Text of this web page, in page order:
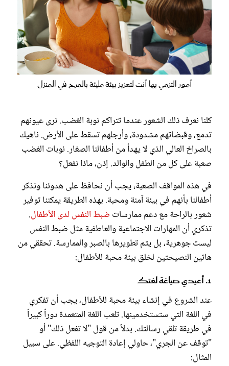
أمور التزمي بها أنت لتعزيز بيئة مليئة بالمرح في المنزل
كلنا نعرف ذلك الشعور عندما تتراكم نوبة الغضب. نرى عيونهم
تدمع، وقبضاتهم مشدودة، وأرجلهم تسقط على الأرض. ناهيك
بالصراخ العالي الذي لا يهدأ من أطفالنا الصغار. نوبات الغضب
صعبة على كل من الطفل والوالد. إذن، ماذا نفعل؟
في هذه المواقف الصعبة، يجب أن نحافظ على هدوئنا ونذكر
أطفالنا بأنهم في بيئة آمنة ومحبة. بهذه الطريقة يمكننا توفير
شعور بالراحة مع دعم ممارسات ضبط النفس لدى الأطفال.
تذكري أن المهارات الاجتماعية والعاطفية مثل ضبط النفس
ليست جوهرية، بل يتم تطويرها بالصبر والممارسة. تحققي من
هاتين النصيحتين لخلق بيئة محبة للأطفال:
1. أعيدي صياغة لغتك
عند الشروع في إنشاء بيئة محبة للأطفال، يجب أن تفكري
في اللغة التي ستستخدمينها. تلعب اللغة المتعمدة دوراً كبيراً
في طريقة تلقي رسالتك. بدلاً من قول "لا تفعل ذلك" أو
"توقف عن الجري"، حاولي إعادة التوجيه اللفظي. على سبيل
المثال: